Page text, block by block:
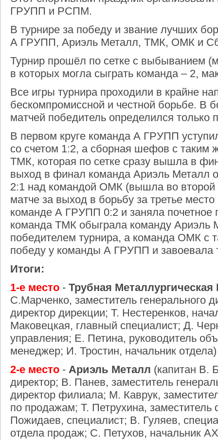
ГРУПП и РСПМ.
В турнире за победу и звание лучших
А ГРУПП, Ариэль Металл, ТМК, ОМК и
Турнир прошёл по сетке с выбыванием
в которых могла сыграть команда – 2,
Все игры турнира проходили в крайне
бескомпромиссной и честной борьбе. В
матчей победитель определился только
В первом круге команда А ГРУПП
со счетом 1:2, а сборная шефов с таким
ТМК, которая по сетке сразу вышла в
выход в финал команда Ариэль Металл
2:1 над командой ОМК (вышла во второй
матче за выход в борьбу за третье
команде А ГРУПП 0:2 и заняла почетное
команда ТМК обыграла команду Ариэль
победителем турнира, а команда ОМК с
победу у команды А ГРУПП и завоевала
Итоги:
1-е место - Трубная
С.Марченко, заместитель генерального
директор дирекции; Т. Нестеренков,
Маковецкая, главный специалист; Д.
управления; Е. Петина, руководитель
менеджер; И. Тростин, начальник отдела)
2-е место - Ариэль Металл (капитан В.
директор; В. Панев, заместитель
директор филиала; М. Каврук,
по продажам; Т. Петрухина, заместитель
Пожидаев, специалист; В. Гуляев,
отдела продаж; C. Петухов, начальник